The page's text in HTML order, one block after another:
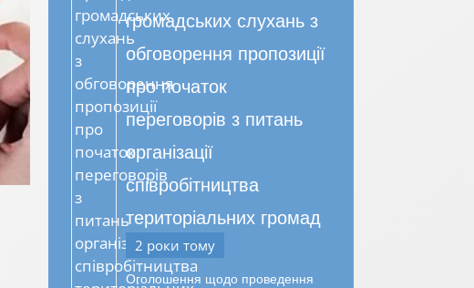
громадських слухань з
обговорення пропозиції
про початок
переговорів з питань
організації
співробітництва
територіальних громад
2 роки тому
Оголошення щодо проведення